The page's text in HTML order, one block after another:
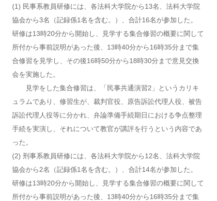
(1) 民事系教員研修には、各法科大学院から13名、法科大学院
協会から3名（記録係1名を含む。）、合計16名が参加した。
研修は13時20分から開始し、見学する集合修習の概要に関して
所付から事前説明があった後、13時40分から16時35分まで集
合修習を見学し、その後16時50分から18時30分まで意見交換
会を実施した。
見学をした集合修習は、「民事共通演習2」というカリキ
ュラムであり、修習生が、裁判官役、原告訴訟代理人役、被告
訴訟代理人役等に分かれ、弁論準備手続期日における争点整理
手続を実演し、それについて教官が講評を行うという内容であ
った。
(2) 刑事系教員研修には、各法科大学院から12名、法科大学院
協会から2名（記録係1名を含む。）、合計14名が参加した。
研修は13時20分から開始し、見学する集合修習の概要に関して
所付から事前説明があった後、13時40分から16時35分まで集